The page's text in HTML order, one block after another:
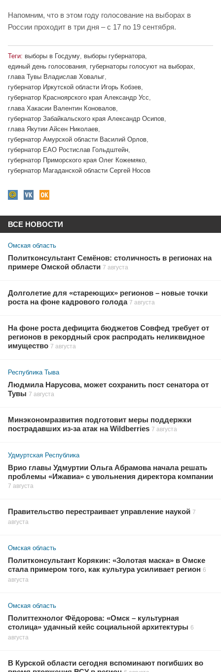
Напомним, что в этом году голосование на выборах в
России проходит в три дня – с 17 по 19 сентября.
Теги: выборы в Госдуму, выборы губернатора,
единый день голосования, губернаторы голосуют на выборах,
глава Тувы Владислав Ховалыг,
губернатор Иркутской области Игорь Кобзев,
губернатор Красноярского края Александр Усс,
глава Хакасии Валентин Коновалов
губернатор Забайкальского края Александр Осипов
глава Якутии Айсен Николаев
губернатор Амурской области Василий Орлов
губернатор ЕАО Ростислав Гольдштейн,
губернатор Приморского края Олег Кожемяко,
губернатор Магаданской области Сергей Носов
ВСЕ НОВОСТИ
Омская область
Политконсультант Семёнов: столичность в регионах на
примере Омской области 7 августа
Долголетие для «стареющих» регионов – новые точки
роста на фоне кадрового голода 7 августа
На фоне роста дефицита бюджетов Совфед требует от
регионов в рекордный срок распродать неликвидное
имущество 7 августа
Республика Тыва
Людмила Нарусова, может сохранить пост сенатора от
Тувы 7 августа
Минэкономразвития подготовит меры поддержки
пострадавших из-за атак на Wildberries 7 августа
Удмуртская Республика
Врио главы Удмуртии Ольга Абрамова начала решать
проблемы «Ижавиа» с увольнения директора компании
7 августа
Правительство перестраивает управление наукой 7
августа
Омская область
Политконсультант Корякин: «Золотая маска» в Омске
стала примером того, как культура усиливает регион 6
августа
Омская область
Политтехнолог Фёдорова: «Омск – культурная
столица» удачный кейс социальной архитектуры 6
августа
В Курской области сегодня вспоминают погибших во